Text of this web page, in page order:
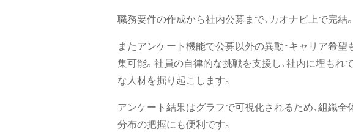
職務要件の作成から社内公募まで、カオナビ上で完結。
またアンケート機能で公募以外の異動・キャリア希望
集可能。社員の自律的な挑戦を支援し、社内に埋もれ
な人材を掘り起こします。
アンケート結果はグラフで可視化されるため、組織全
分布の把握にも便利です。